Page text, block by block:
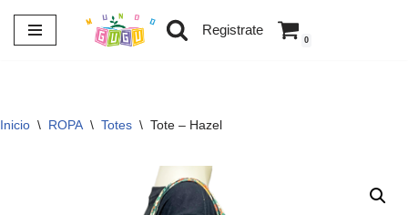
Saltar
Registrate
0
Inicio \ ROPA \ Totes \ Tote – Hazel